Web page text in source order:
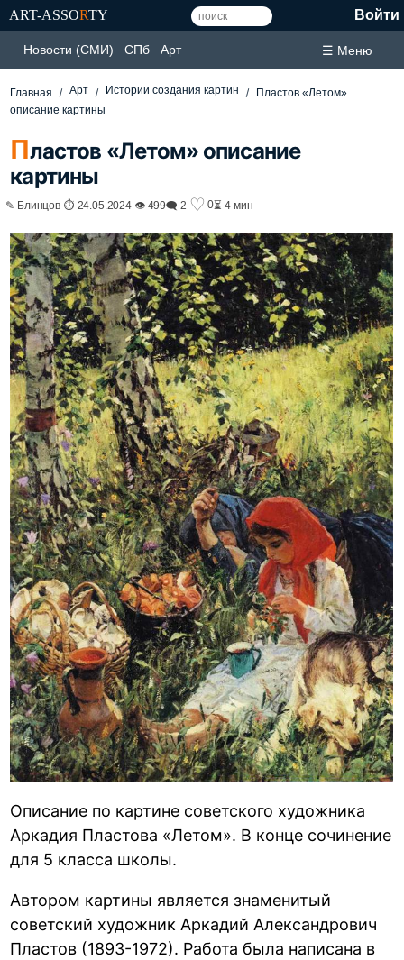
ART-ASSORTY Войти
Новости (СМИ) СПб Арт ☰ Меню
Главная Арт Истории создания картин
Пластов «Летом»
описание картины
Пластов «Летом» описание
картины
✎ Блинцов ⏱ 24.05.2024 👁 499🗨 2 ♡ 0⏳ 4 мин
Описание по картине советского художника
Аркадия Пластова «Летом». В конце сочинение
для 5 класса школы.
Автором картины является знаменитый
советский художник Аркадий Александрович
Пластов (1893-1972). Работа была написана в